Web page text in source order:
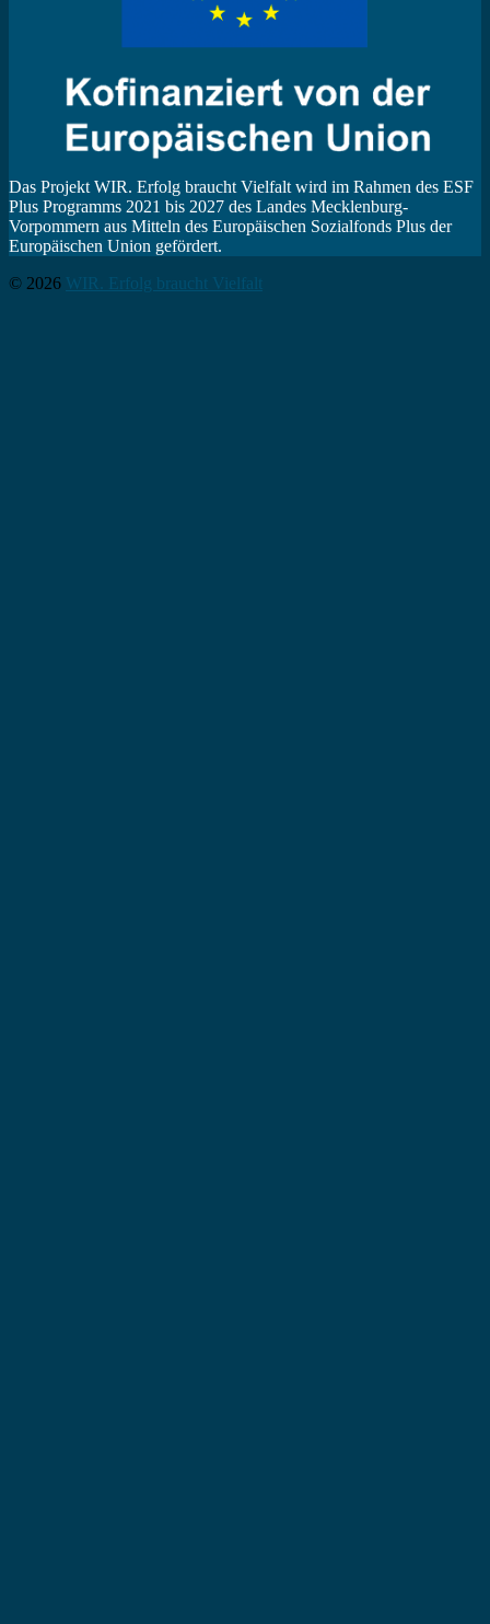
Das Projekt WIR. Erfolg braucht Vielfalt wird im Rahmen des ESF
Plus Programms 2021 bis 2027 des Landes Mecklenburg-
Vorpommern aus Mitteln des Europäischen Sozialfonds Plus der
Europäischen Union gefördert.
© 2026 WIR. Erfolg braucht Vielfalt